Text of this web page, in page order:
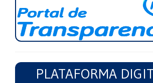
PLATAFORMA